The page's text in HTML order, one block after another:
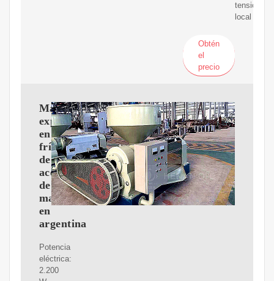
tensión
local
Obtén
el
precio
Máquina
expulsora
en
frío
de
aceite
de
maní
en
argentina
Potencia
eléctrica:
2.200